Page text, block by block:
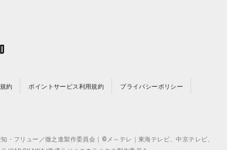
約 ポイントサービス利用規約 プライバシーポリシー
フリュー／徹之進製作委員会｜©メ～テレ｜東海テレビ、中京テレビ、